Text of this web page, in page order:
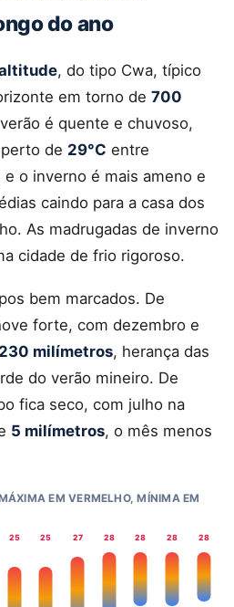
do ano
, do tipo Cwa, típico
em torno de 700
é quente e chuvoso,
de 29°C entre
o inverno é mais ameno e
caindo para a casa dos
As madrugadas de inverno
cidade de frio rigoroso.
bem marcados. De
forte, com dezembro e
230 milímetros, herança das
do verão mineiro. De
fica seco, com julho na
5 milímetros, o mês menos
EM VERMELHO, MÍNIMA EM
25 25 27 28 28 28 28